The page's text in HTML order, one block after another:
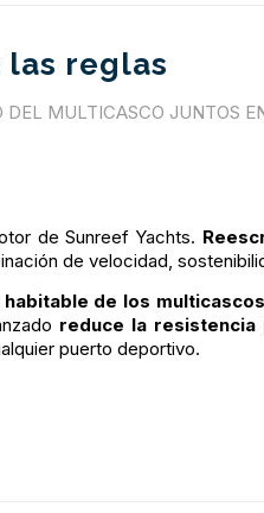
las reglas
MULTICASCO JUNTOS
de Sunreef Yachts.
de velocidad,
de los
reduce la
puerto deportivo.